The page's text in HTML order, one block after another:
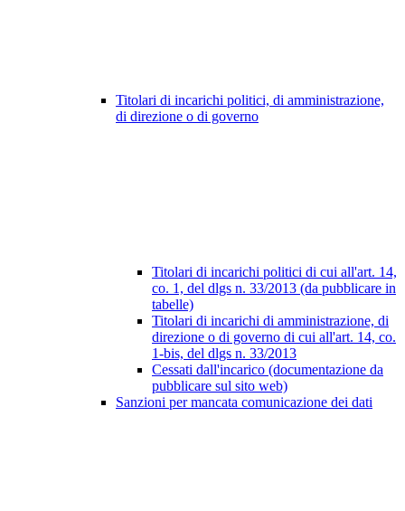
Titolari di incarichi politici, di amministrazione,
di direzione o di governo
Titolari di incarichi politici di cui all'art. 14,
co. 1, del dlgs n. 33/2013 (da pubblicare in
tabelle)
Titolari di incarichi di amministrazione, di
direzione o di governo di cui all'art. 14, co.
1-bis, del dlgs n. 33/2013
Cessati dall'incarico (documentazione da
pubblicare sul sito web)
Sanzioni per mancata comunicazione dei dati